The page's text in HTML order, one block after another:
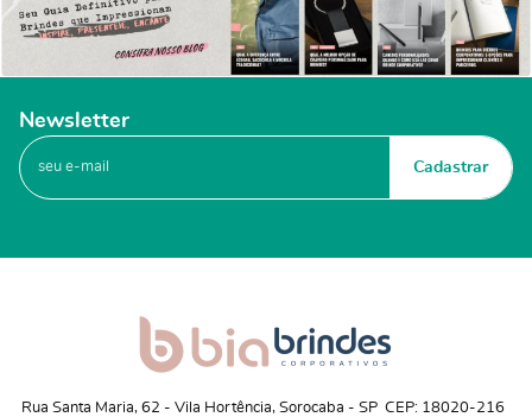
Newsletter
Cadastrar
Rua Santa Maria, 62 - Vila Hortência, Sorocaba - SP CEP: 18020-216